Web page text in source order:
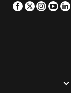
Facebook
Twitter